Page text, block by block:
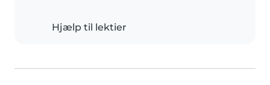
Hjælp til lektier